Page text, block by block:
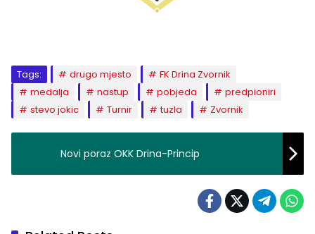
Tags: drugo mjesto
FK Drina Zvornik
medalja
nastup pobjeda
predpioniri
stevo jokic
Turnir tuzla Zvornik
Novi poraz OKK Drina-Princip